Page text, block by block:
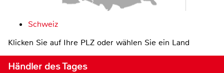
Schweiz
Klicken Sie auf Ihre PLZ oder wählen Sie ein Land
Händler des Tages